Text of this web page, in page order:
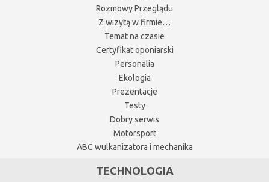
Rozmowy Przeglądu
Z wizytą w firmie…
Temat na czasie
Certyfikat oponiarski
Personalia
Ekologia
Prezentacje
Testy
Dobry serwis
Motorsport
ABC wulkanizatora i mechanika
TECHNOLOGIA